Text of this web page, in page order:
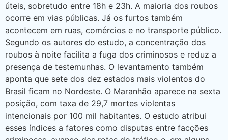
úteis, sobretudo entre 18h e 23h. A maioria dos roubos
ocorre em vias públicas. Já os furtos também
acontecem em ruas, comércios e no transporte público.
Segundo os autores do estudo, a concentração dos
roubos à noite facilita a fuga dos criminosos e reduz a
presença de testemunhas. O levantamento também
aponta que sete dos dez estados mais violentos do
Brasil ficam no Nordeste. O Maranhão aparece na sexta
posição, com taxa de 29,7 mortes violentas
intencionais por 100 mil habitantes. O estudo atribui
esses índices a fatores como disputas entre facções